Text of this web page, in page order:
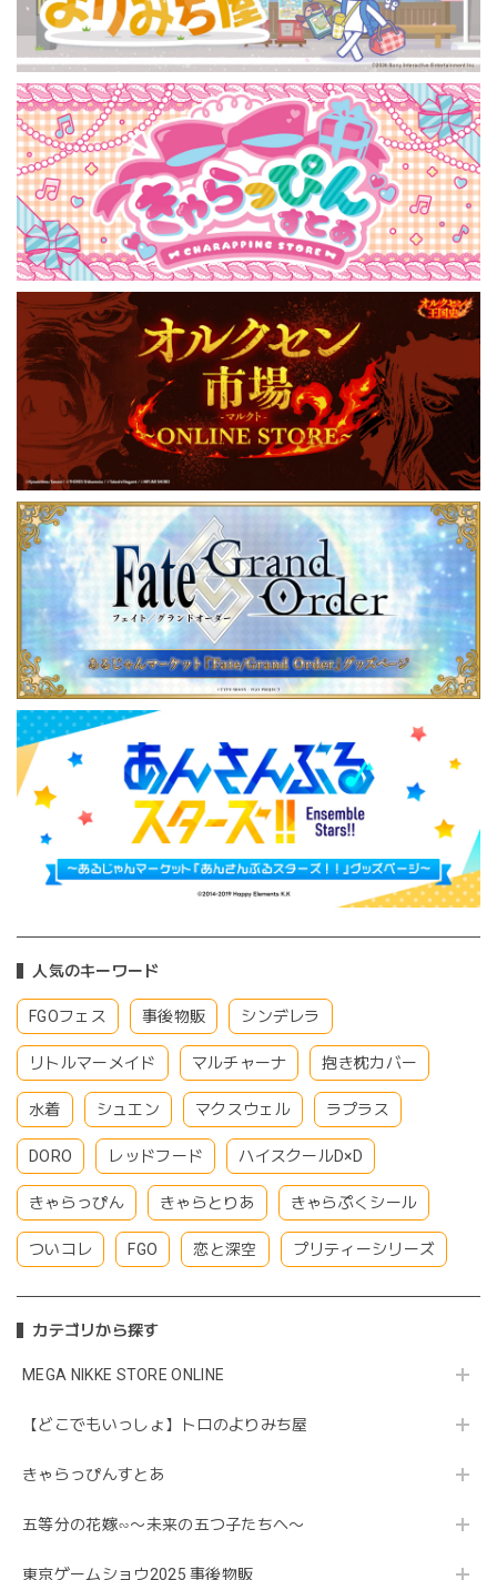
人気のキーワード
FGOフェス 事後物販 シンデレラ
リトルマーメイド マルチャーナ 抱き枕カバー
水着 シュエン マクスウェル ラプラス
DORO レッドフード ハイスクールD×D
きゃらっぴん きゃらとりあ きゃらぷくシール
ついコレ FGO 恋と深空 プリティーシリーズ
カテゴリから探す
MEGA NIKKE STORE ONLINE
【どこでもいっしょ】トロのよりみち屋
きゃらっぴんすとあ
五等分の花嫁∽〜未来の五つ子たちへ〜
東京ゲームショウ2025 事後物販